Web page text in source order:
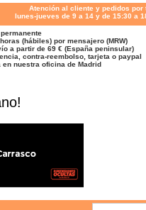
Atención al cliente y pedidos por
lunes-jueves de 9 a 14 y de 15:30 a
(hábiles) por mensajero (MRW)
a partir de 69 € (España peninsular)
contra-reembolso, tarjeta o paypal
en nuestra oficina de Madrid